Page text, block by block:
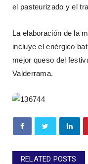
el pasteurizado y el
La elaboración de la
incluye el enérgico
mejor queso del
Valderrama.
RELATED POSTS